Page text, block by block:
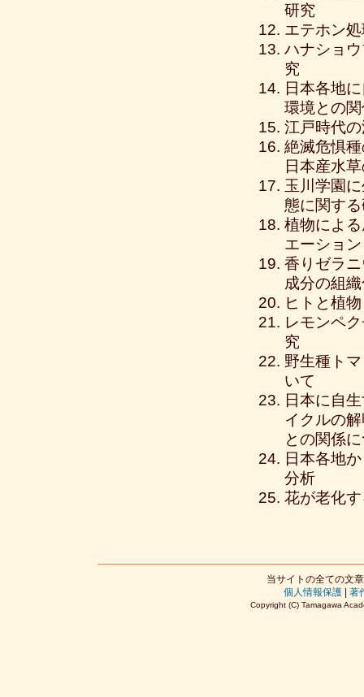
研究
エテホン
ハナショ
究
日本各地
環境との
江戸時代
絶滅危惧
日本産水
玉川学園
態に関す
植物によ
エーショ
香りゼラ
成分の組
ヒトと植
レモンペ
究
野生種ト
いて
日本に自
イクルの
との関係
日本各地
分析
花が老化
当サイトの全ての文
個人情報保護
著
Copyright (C) Tamagawa